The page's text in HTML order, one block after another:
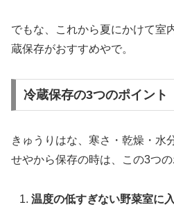
でもな、これから夏にかけて室
蔵保存がおすすめやで。
冷蔵保存の3つのポイント
きゅうりはな、寒さ・乾燥・水
せやから保存の時は、この3つ
温度の低すぎない野菜室に